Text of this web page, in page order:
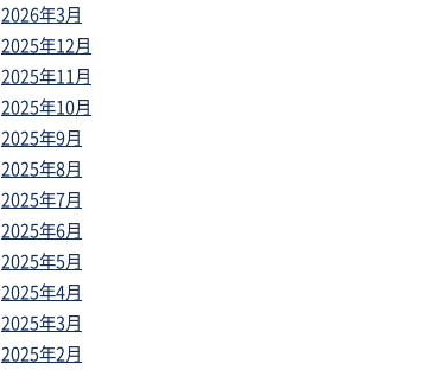
2026年3月
2025年12月
2025年11月
2025年10月
2025年9月
2025年8月
2025年7月
2025年6月
2025年5月
2025年4月
2025年3月
2025年2月